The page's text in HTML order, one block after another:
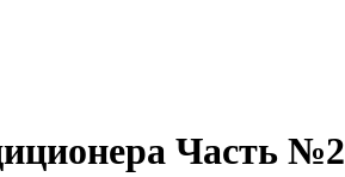
Часть №2